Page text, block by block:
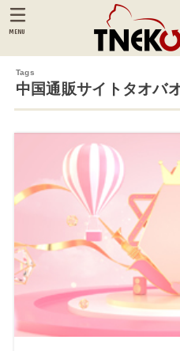
MENU
中国通販サイトタオバ